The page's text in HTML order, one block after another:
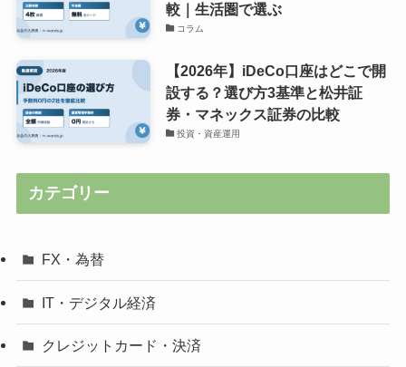
較｜生活圏で選ぶ
コラム
【2026年】iDeCo口座はどこで開
設する？選び方3基準と松井証
券・マネックス証券の比較
投資・資産運用
カテゴリー
FX・為替
IT・デジタル経済
クレジットカード・決済